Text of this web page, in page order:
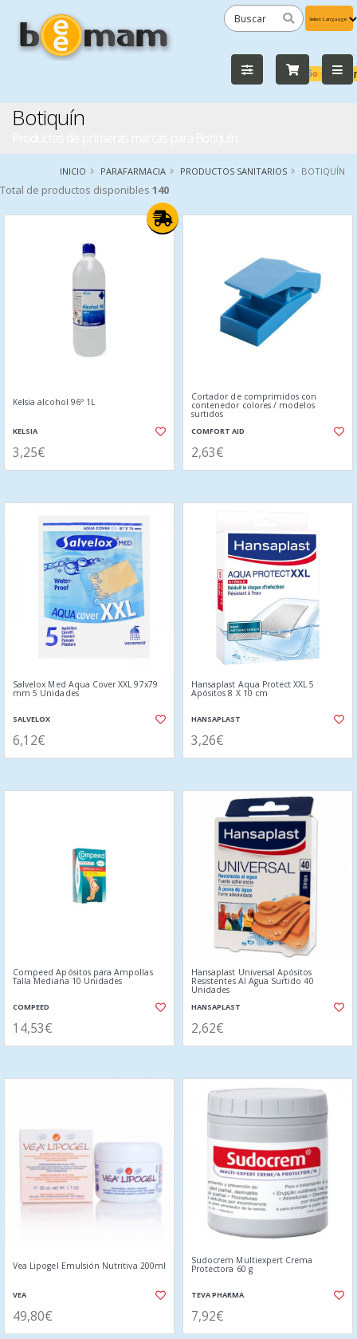
by
Botiquín
INICIO PARAFARMACIA PRODUCTOS SANITARIOS BOTIQUÍN
Total de productos disponibles 140
Kelsia alcohol 96º 1L
KELSIA
3,25€
Cortador de comprimidos con
contenedor colores / modelos
surtidos
COMFORT AID
2,63€
Salvelox Med Aqua Cover XXL 97x79
mm 5 Unidades
SALVELOX
6,12€
Hansaplast Aqua Protect XXL 5
Apósitos 8 X 10 cm
HANSAPLAST
3,26€
Compeed Apósitos para Ampollas
Talla Mediana 10 Unidades
COMPEED
14,53€
Hansaplast Universal Apósitos
Resistentes Al Agua Surtido 40
Unidades
HANSAPLAST
2,62€
Vea Lipogel Emulsión Nutritiva 200ml
VEA
49,80€
Sudocrem Multiexpert Crema
Protectora 60 g
TEVA PHARMA
7,92€